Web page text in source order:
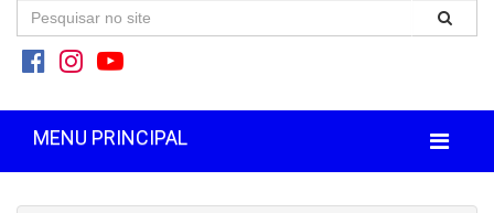
MENU PRINCIPAL